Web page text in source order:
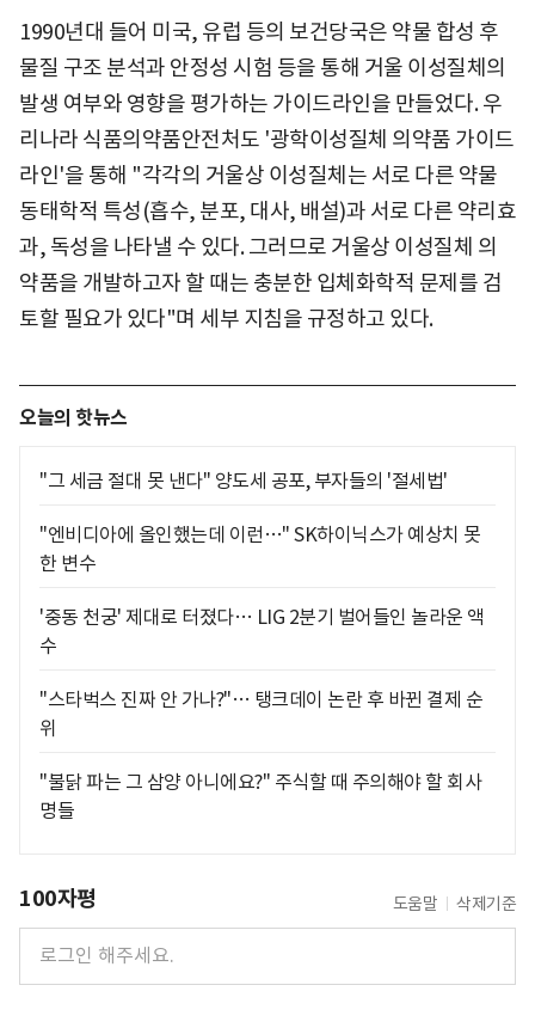
1990년대 들어 미국, 유럽 등의 보건당국은 약물 합성 후
물질 구조 분석과 안정성 시험 등을 통해 거울 이성질체의
발생 여부와 영향을 평가하는 가이드라인을 만들었다. 우
리나라 식품의약품안전처도 '광학이성질체 의약품 가이드
라인'을 통해 "각각의 거울상 이성질체는 서로 다른 약물
동태학적 특성(흡수, 분포, 대사, 배설)과 서로 다른 약리효
과, 독성을 나타낼 수 있다. 그러므로 거울상 이성질체 의
약품을 개발하고자 할 때는 충분한 입체화학적 문제를 검
토할 필요가 있다"며 세부 지침을 규정하고 있다.
오늘의 핫뉴스
"그 세금 절대 못 낸다" 양도세 공포, 부자들의 '절세법'
"엔비디아에 올인했는데 이런…" SK하이닉스가 예상치 못
한 변수
'중동 천궁' 제대로 터졌다… LIG 2분기 벌어들인 놀라운 액
수
"스타벅스 진짜 안 가나?"… 탱크데이 논란 후 바뀐 결제 순
위
"불닭 파는 그 삼양 아니에요?" 주식할 때 주의해야 할 회사
명들
100자평 도움말 삭제기준